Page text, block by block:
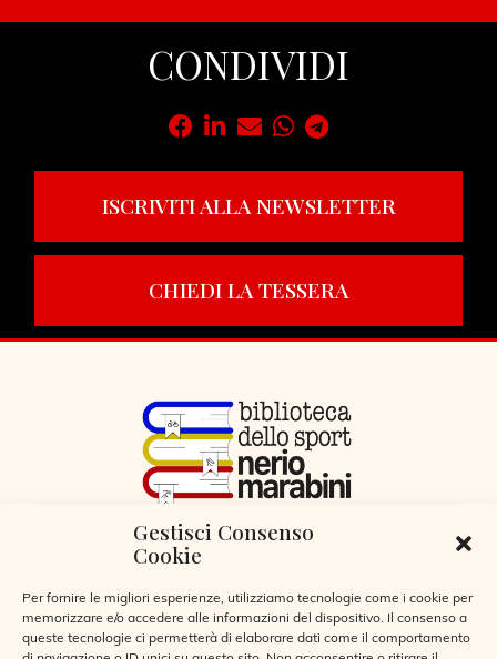
Gestisci Consenso
Cookie
Per fornire le migliori esperienze, utilizziamo tecnologie come i cookie per
memorizzare e/o accedere alle informazioni del dispositivo. Il consenso a
queste tecnologie ci permetterà di elaborare dati come il comportamento
CONDIVIDI
ISCRIVITI ALLA NEWSLETTER
CHIEDI LA TESSERA
VIA LIBERTÀ 29, SERIATE (BG)
© 2026